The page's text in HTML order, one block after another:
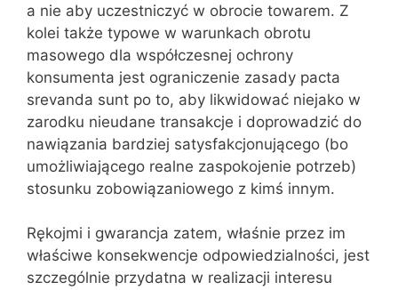
a nie aby uczestniczyć w obrocie towarem. Z
kolei także typowe w warunkach obrotu
masowego dla współczesnej ochrony
konsumenta jest ograniczenie zasady pacta
srevanda sunt po to, aby likwidować niejako w
zarodku nieudane transakcje i doprowadzić do
nawiązania bardziej satysfakcjonującego (bo
umożliwiającego realne zaspokojenie potrzeb)
stosunku zobowiązaniowego z kimś innym.
Rękojmi i gwarancja zatem, właśnie przez im
właściwe konsekwencje odpowiedzialności, jest
szczególnie przydatna w realizacji interesu